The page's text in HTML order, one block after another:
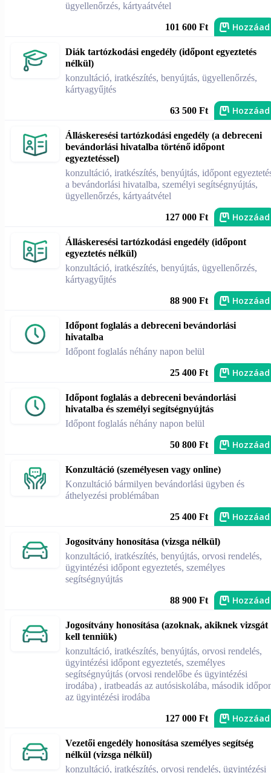
ügyellenőrzés, kártyaátvétel
101 600 Ft Hozzáad
Diák tartózkodási engedély (időpont egyeztetés
nélkül)
konzultáció, iratkészítés, benyújtás, ügyellenőrzés,
kártyagyűjtés
63 500 Ft Hozzáad
Álláskeresési tartózkodási engedély (a debreceni
bevándorlási hivatalba történő időpont
egyeztetéssel)
konzultáció, iratkészítés, benyújtás, időpont
a bevándorlási hivatalba, személyi segítségnyújtás,
ügyellenőrzés, kártyaátvétel
127 000 Ft Hozzáad
Álláskeresési tartózkodási engedély (időpont
egyeztetés nélkül)
konzultáció, iratkészítés, benyújtás, ügyellenőrzés,
kártyagyűjtés
88 900 Ft Hozzáad
Időpont foglalás a debreceni bevándorlási
hivatalba
Időpont foglalás néhány napon belül
25 400 Ft Hozzáad
Időpont foglalás a debreceni bevándorlási
hivatalba és személyi segítségnyújtás
Időpont foglalás néhány napon belül
50 800 Ft Hozzáad
Konzultáció (személyesen vagy online)
Konzultáció bármilyen bevándorlási ügyben és
áthelyezési problémában
25 400 Ft Hozzáad
Jogosítvány honosítása (vizsga nélkül)
konzultáció, iratkészítés, benyújtás, orvosi rendelés,
ügyintézési időpont egyeztetés, személyes
segítségnyújtás
88 900 Ft Hozzáad
Jogosítvány honosítása (azoknak, akiknek vizsgát
kell tenniük)
konzultáció, iratkészítés, benyújtás, orvosi rendelés,
ügyintézési időpont egyeztetés, személyes
segítségnyújtás (orvosi rendelőbe és ügyintézési
irodába) , iratbeadás az autósiskolába, második
az ügyintézési irodába
127 000 Ft Hozzáad
Vezetői engedély honosítása személyes segítség
nélkül (vizsga nélkül)
konzultáció, iratkészítés, orvosi rendelés, ügyintézési